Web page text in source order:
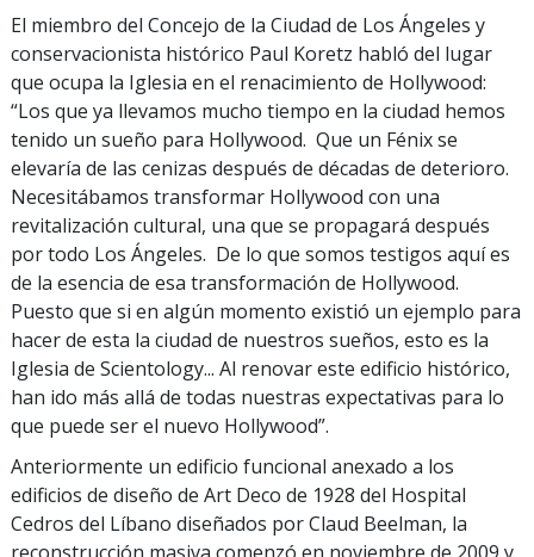
El miembro del Concejo de la Ciudad de Los Ángeles y
conservacionista histórico Paul Koretz habló del lugar
que ocupa la Iglesia en el renacimiento de Hollywood:
“Los que ya llevamos mucho tiempo en la ciudad hemos
tenido un sueño para Hollywood. Que un Fénix se
elevaría de las cenizas después de décadas de deterioro.
Necesitábamos transformar Hollywood con una
revitalización cultural, una que se propagará después
por todo Los Ángeles. De lo que somos testigos aquí es
de la esencia de esa transformación de Hollywood.
Puesto que si en algún momento existió un ejemplo para
hacer de esta la ciudad de nuestros sueños, esto es la
Iglesia de Scientology... Al renovar este edificio histórico,
han ido más allá de todas nuestras expectativas para lo
que puede ser el nuevo Hollywood”.
Anteriormente un edificio funcional anexado a los
edificios de diseño de Art Deco de 1928 del Hospital
Cedros del Líbano diseñados por Claud Beelman, la